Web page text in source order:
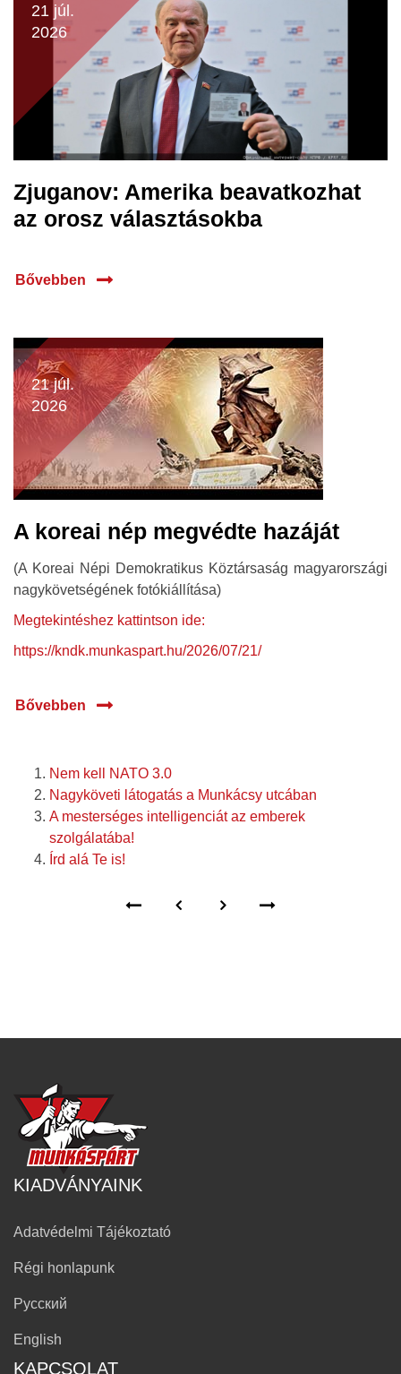
21 júl.
2026
Zjuganov: Amerika beavatkozhat
az orosz választásokba
Bővebben
21 júl.
2026
A koreai nép megvédte hazáját
(A Koreai Népi Demokratikus Köztársaság magyarországi
nagykövetségének fotókiállítása)
Megtekintéshez kattintson ide:
https://kndk.munkaspart.hu/2026/07/21/
Bővebben
Nem kell NATO 3.0
Nagyköveti látogatás a Munkácsy utcában
A mesterséges intelligenciát az emberek
szolgálatába!
Írd alá Te is!
KIADVÁNYAINK
Adatvédelmi Tájékoztató
Régi honlapunk
Русский
English
KAPCSOLAT